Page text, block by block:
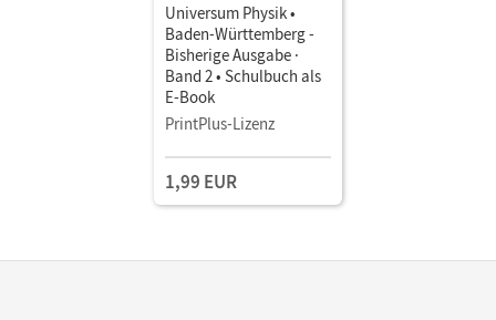
Universum Physik •
Baden-Württemberg -
Bisherige Ausgabe ·
Band 2 • Schulbuch als
E-Book
PrintPlus-Lizenz
1,99 EUR